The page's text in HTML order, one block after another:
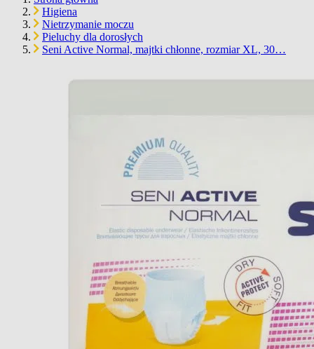
Higiena
Nietrzymanie moczu
Pieluchy dla dorosłych
Seni Active Normal, majtki chłonne, rozmiar XL, 30…